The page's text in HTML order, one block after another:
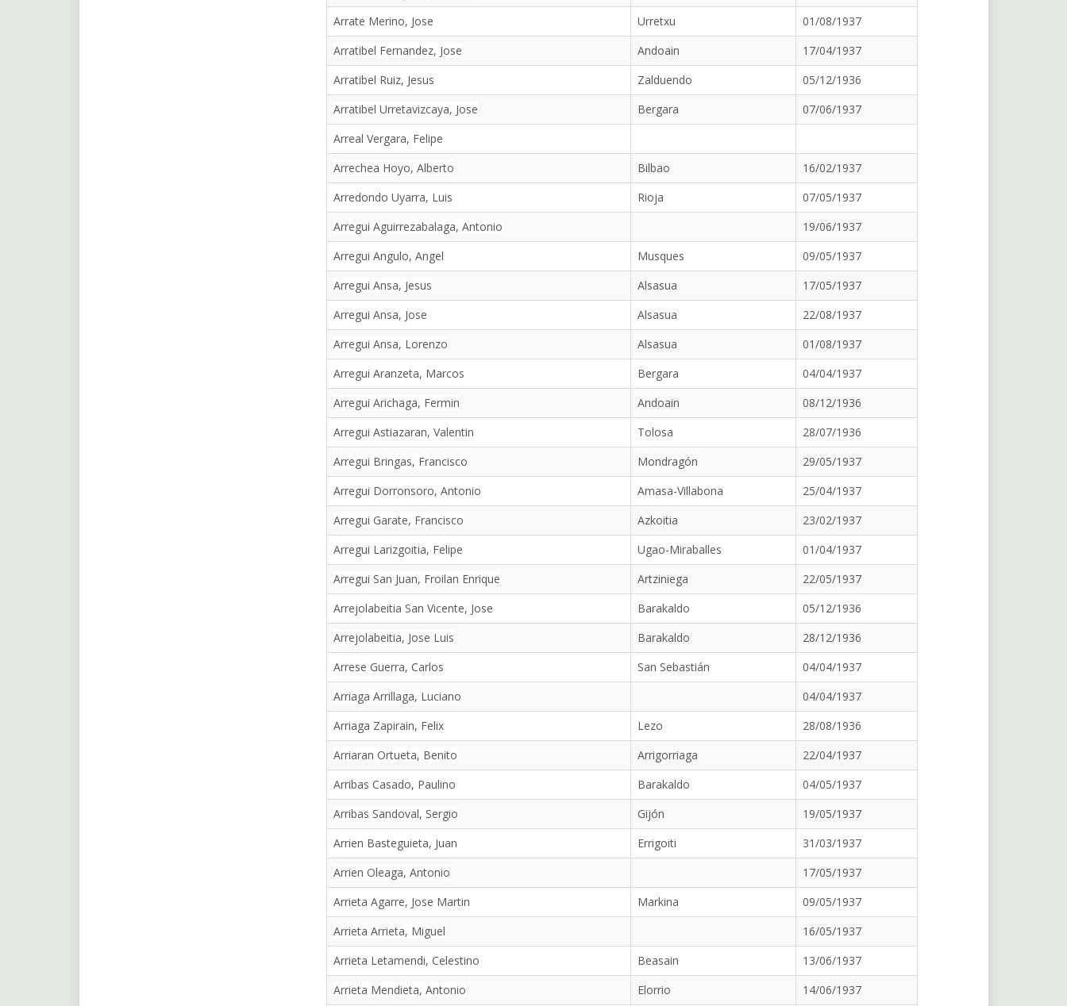
Arrate Merino, Jose
Urretxu
01/08/1937
Arratibel Fernandez, Jose
Andoain
17/04/1937
Arratibel Ruiz, Jesus
Zalduendo
05/12/1936
Arratibel Urretavizcaya, Jose
Bergara
07/06/1937
Arreal Vergara, Felipe
Arrechea Hoyo, Alberto
Bilbao
16/02/1937
Arredondo Uyarra, Luis
Rioja
07/05/1937
Arregui Aguirrezabalaga, Antonio
19/06/1937
Arregui Angulo, Angel
Musques
09/05/1937
Arregui Ansa, Jesus
Alsasua
17/05/1937
Arregui Ansa, Jose
Alsasua
22/08/1937
Arregui Ansa, Lorenzo
Alsasua
01/08/1937
Arregui Aranzeta, Marcos
Bergara
04/04/1937
Arregui Arichaga, Fermin
Andoain
08/12/1936
Arregui Astiazaran, Valentin
Tolosa
28/07/1936
Arregui Bringas, Francisco
Mondragón
29/05/1937
Arregui Dorronsoro, Antonio
Amasa-Villabona
25/04/1937
Arregui Garate, Francisco
Azkoitia
23/02/1937
Arregui Larizgoitia, Felipe
Ugao-Miraballes
01/04/1937
Arregui San Juan, Froilan Enrique
Artziniega
22/05/1937
Arrejolabeitia San Vicente, Jose
Barakaldo
05/12/1936
Arrejolabeitia, Jose Luis
Barakaldo
28/12/1936
Arrese Guerra, Carlos
San Sebastián
04/04/1937
Arriaga Arrillaga, Luciano
04/04/1937
Arriaga Zapirain, Felix
Lezo
28/08/1936
Arriaran Ortueta, Benito
Arrigorriaga
22/04/1937
Arribas Casado, Paulino
Barakaldo
04/05/1937
Arribas Sandoval, Sergio
Gijón
19/05/1937
Arrien Basteguieta, Juan
Errigoiti
31/03/1937
Arrien Oleaga, Antonio
17/05/1937
Arrieta Agarre, Jose Martin
Markina
09/05/1937
Arrieta Arrieta, Miguel
16/05/1937
Arrieta Letamendi, Celestino
Beasain
13/06/1937
Arrieta Mendieta, Antonio
Elorrio 14/06/1937